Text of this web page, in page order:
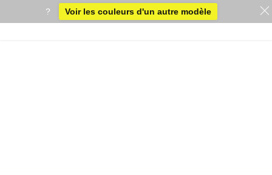
? Voir les couleurs d'un autre modèle